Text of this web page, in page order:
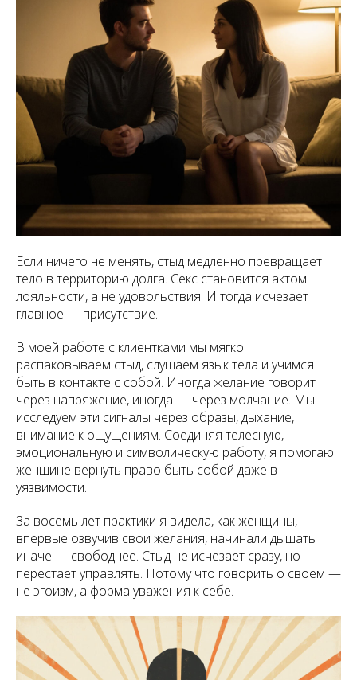
Если ничего не менять, стыд медленно превращает
тело в территорию долга. Секс становится актом
лояльности, а не удовольствия. И тогда исчезает
главное — присутствие.
В моей работе с клиентками мы мягко
распаковываем стыд, слушаем язык тела и учимся
быть в контакте с собой. Иногда желание говорит
через напряжение, иногда — через молчание. Мы
исследуем эти сигналы через образы, дыхание,
внимание к ощущениям. Соединяя телесную,
эмоциональную и символическую работу, я помогаю
женщине вернуть право быть собой даже в
уязвимости.
За восемь лет практики я видела, как женщины,
впервые озвучив свои желания, начинали дышать
иначе — свободнее. Стыд не исчезает сразу, но
перестаёт управлять. Потому что говорить о своём —
не эгоизм, а форма уважения к себе.